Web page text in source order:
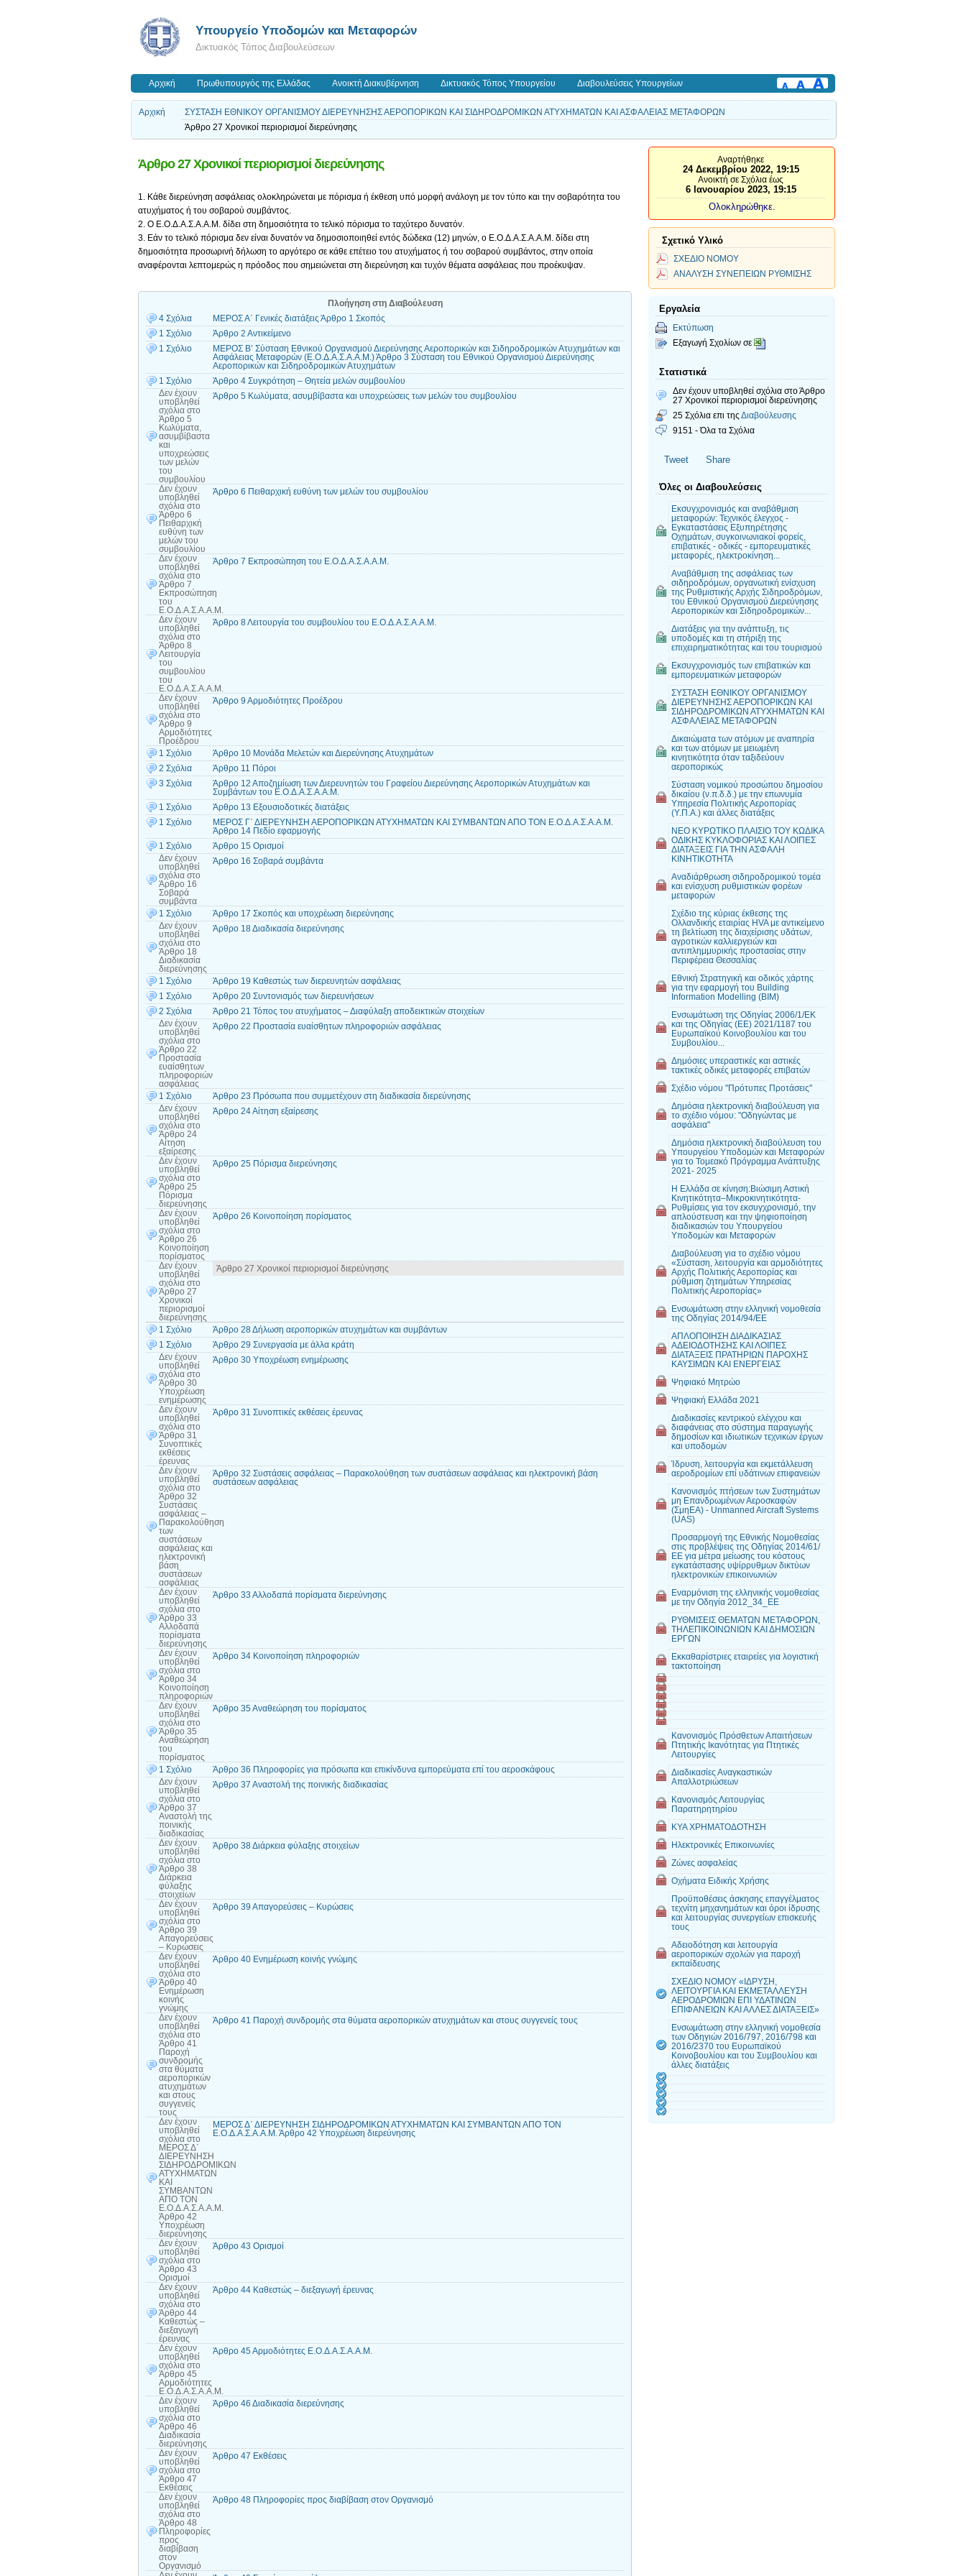
Υπουργείο Υποδομών και Μεταφορών
Δικτυακός Τόπος Διαβουλεύσεων
Αρχική Πρωθυπουργός της Ελλάδας Ανοικτή Διακυβέρνηση Δικτυακός Τόπος Υπουργείου Διαβουλεύσεις Υπουργείων
Αρχική
ΣΥΣΤΑΣΗ ΕΘΝΙΚΟΥ ΟΡΓΑΝΙΣΜΟΥ ΔΙΕΡΕΥΝΗΣΗΣ ΑΕΡΟΠΟΡΙΚΩΝ ΚΑΙ ΣΙΔΗΡΟΔΡΟΜΙΚΩΝ ΑΤΥΧΗΜΑΤΩΝ ΚΑΙ ΑΣΦΑΛΕΙΑΣ ΜΕΤΑΦΟΡΩΝ
Άρθρο 27 Χρονικοί περιορισμοί διερεύνησης
Άρθρο 27 Χρονικοί περιορισμοί διερεύνησης
1. Κάθε διερεύνηση ασφάλειας ολοκληρώνεται με πόρισμα ή έκθεση υπό μορφή ανάλογη με τον τύπο και την σοβαρότητα του
ατυχήματος ή του σοβαρού συμβάντος.
2. Ο Ε.Ο.Δ.Α.Σ.Α.Α.Μ. δίδει στη δημοσιότητα το τελικό πόρισμα το ταχύτερο δυνατόν.
3. Εάν το τελικό πόρισμα δεν είναι δυνατόν να δημοσιοποιηθεί εντός δώδεκα (12) μηνών, ο Ε.Ο.Δ.Α.Σ.Α.Α.Μ. δίδει στη
δημοσιότητα προσωρινή δήλωση το αργότερο σε κάθε επέτειο του ατυχήματος ή του σοβαρού συμβάντος, στην οποία
αναφέρονται λεπτομερώς η πρόοδος που σημειώνεται στη διερεύνηση και τυχόν θέματα ασφάλειας που προέκυψαν.
Πλοήγηση στη Διαβούλευση
4 Σχόλια
ΜΕΡΟΣ Α΄ Γενικές διατάξεις Άρθρο 1 Σκοπός
1 Σχόλιο
Άρθρο 2 Αντικείμενο
1 Σχόλιο
ΜΕΡΟΣ Β’ Σύσταση Εθνικού Οργανισμού Διερεύνησης Αεροπορικών και Σιδηροδρομικών Ατυχημάτων και
Ασφάλειας Μεταφορών (Ε.Ο.Δ.Α.Σ.Α.Α.Μ.) Άρθρο 3 Σύσταση του Εθνικού Οργανισμού Διερεύνησης
Αεροπορικών και Σιδηροδρομικών Ατυχημάτων
1 Σχόλιο
Άρθρο 4 Συγκρότηση – Θητεία μελών συμβουλίου
Δεν έχουν
υποβληθεί
σχόλια στο
Άρθρο 5
Κωλύματα,
ασυμβίβαστα
και
υποχρεώσεις
των μελών
του
συμβουλίου
Άρθρο 5 Κωλύματα, ασυμβίβαστα και υποχρεώσεις των μελών του συμβουλίου
Δεν έχουν
υποβληθεί
σχόλια στο
Άρθρο 6
Πειθαρχική
ευθύνη των
μελών του
συμβουλίου
Άρθρο 6 Πειθαρχική ευθύνη των μελών του συμβουλίου
Δεν έχουν
υποβληθεί
σχόλια στο
Άρθρο 7
Εκπροσώπηση
του
Ε.Ο.Δ.Α.Σ.Α.Α.Μ.
Άρθρο 7 Εκπροσώπηση του Ε.Ο.Δ.Α.Σ.Α.Α.Μ.
Δεν έχουν
υποβληθεί
σχόλια στο
Άρθρο 8
Λειτουργία
του
συμβουλίου
του
Ε.Ο.Δ.Α.Σ.Α.Α.Μ.
Άρθρο 8 Λειτουργία του συμβουλίου του Ε.Ο.Δ.Α.Σ.Α.Α.Μ.
Δεν έχουν
υποβληθεί
σχόλια στο
Άρθρο 9
Αρμοδιότητες
Προέδρου
Άρθρο 9 Αρμοδιότητες Προέδρου
1 Σχόλιο
Άρθρο 10 Μονάδα Μελετών και Διερεύνησης Ατυχημάτων
2 Σχόλια
Άρθρο 11 Πόροι
3 Σχόλια
Άρθρο 12 Αποζημίωση των Διερευνητών του Γραφείου Διερεύνησης Αεροπορικών Ατυχημάτων και
Συμβάντων του Ε.Ο.Δ.Α.Σ.Α.Α.Μ.
1 Σχόλιο
Άρθρο 13 Εξουσιοδοτικές διατάξεις
1 Σχόλιο
ΜΕΡΟΣ Γ΄ ΔΙΕΡΕΥΝΗΣΗ ΑΕΡΟΠΟΡΙΚΩΝ ΑΤΥΧΗΜΑΤΩΝ ΚΑΙ ΣΥΜΒΑΝΤΩΝ ΑΠΟ ΤΟΝ Ε.Ο.Δ.Α.Σ.Α.Α.Μ.
Άρθρο 14 Πεδίο εφαρμογής
1 Σχόλιο
Άρθρο 15 Ορισμοί
Δεν έχουν
υποβληθεί
σχόλια στο
Άρθρο 16
Σοβαρά
συμβάντα
Άρθρο 16 Σοβαρά συμβάντα
1 Σχόλιο
Άρθρο 17 Σκοπός και υποχρέωση διερεύνησης
Δεν έχουν
υποβληθεί
σχόλια στο
Άρθρο 18
Διαδικασία
διερεύνησης
Άρθρο 18 Διαδικασία διερεύνησης
1 Σχόλιο
Άρθρο 19 Καθεστώς των διερευνητών ασφάλειας
1 Σχόλιο
Άρθρο 20 Συντονισμός των διερευνήσεων
2 Σχόλια
Άρθρο 21 Τόπος του ατυχήματος – Διαφύλαξη αποδεικτικών στοιχείων
Δεν έχουν
υποβληθεί
σχόλια στο
Άρθρο 22
Προστασία
ευαίσθητων
πληροφοριών
ασφάλειας
Άρθρο 22 Προστασία ευαίσθητων πληροφοριών ασφάλειας
1 Σχόλιο
Άρθρο 23 Πρόσωπα που συμμετέχουν στη διαδικασία διερεύνησης
Δεν έχουν
υποβληθεί
σχόλια στο
Άρθρο 24
Αίτηση
εξαίρεσης
Άρθρο 24 Αίτηση εξαίρεσης
Δεν έχουν
υποβληθεί
σχόλια στο
Άρθρο 25
Πόρισμα
διερεύνησης
Άρθρο 25 Πόρισμα διερεύνησης
Δεν έχουν
υποβληθεί
σχόλια στο
Άρθρο 26
Κοινοποίηση
πορίσματος
Άρθρο 26 Κοινοποίηση πορίσματος
Δεν έχουν
υποβληθεί
σχόλια στο
Άρθρο 27
Χρονικοί
περιορισμοί
διερεύνησης
Άρθρο 27 Χρονικοί περιορισμοί διερεύνησης
1 Σχόλιο
Άρθρο 28 Δήλωση αεροπορικών ατυχημάτων και συμβάντων
1 Σχόλιο
Άρθρο 29 Συνεργασία με άλλα κράτη
Δεν έχουν
υποβληθεί
σχόλια στο
Άρθρο 30
Υποχρέωση
ενημέρωσης
Άρθρο 30 Υποχρέωση ενημέρωσης
Δεν έχουν
υποβληθεί
σχόλια στο
Άρθρο 31
Συνοπτικές
εκθέσεις
έρευνας
Άρθρο 31 Συνοπτικές εκθέσεις έρευνας
Δεν έχουν
υποβληθεί
σχόλια στο
Άρθρο 32
Συστάσεις
ασφάλειας –
Παρακολούθηση
των
συστάσεων
ασφάλειας και
ηλεκτρονική
βάση
συστάσεων
ασφάλειας
Άρθρο 32 Συστάσεις ασφάλειας – Παρακολούθηση των συστάσεων ασφάλειας και ηλεκτρονική βάση
συστάσεων ασφάλειας
Δεν έχουν
υποβληθεί
σχόλια στο
Άρθρο 33
Αλλοδαπά
πορίσματα
διερεύνησης
Άρθρο 33 Αλλοδαπά πορίσματα διερεύνησης
Δεν έχουν
υποβληθεί
σχόλια στο
Άρθρο 34
Κοινοποίηση
πληροφοριών
Άρθρο 34 Κοινοποίηση πληροφοριών
Δεν έχουν
υποβληθεί
σχόλια στο
Άρθρο 35
Αναθεώρηση
του
πορίσματος
Άρθρο 35 Αναθεώρηση του πορίσματος
1 Σχόλιο
Άρθρο 36 Πληροφορίες για πρόσωπα και επικίνδυνα εμπορεύματα επί του αεροσκάφους
Δεν έχουν
υποβληθεί
σχόλια στο
Άρθρο 37
Αναστολή της
ποινικής
διαδικασίας
Άρθρο 37 Αναστολή της ποινικής διαδικασίας
Δεν έχουν
υποβληθεί
σχόλια στο
Άρθρο 38
Διάρκεια
φύλαξης
στοιχείων
Άρθρο 38 Διάρκεια φύλαξης στοιχείων
Δεν έχουν
υποβληθεί
σχόλια στο
Άρθρο 39
Απαγορεύσεις
– Κυρώσεις
Άρθρο 39 Απαγορεύσεις – Κυρώσεις
Δεν έχουν
υποβληθεί
σχόλια στο
Άρθρο 40
Ενημέρωση
κοινής
γνώμης
Άρθρο 40 Ενημέρωση κοινής γνώμης
Δεν έχουν
υποβληθεί
σχόλια στο
Άρθρο 41
Παροχή
συνδρομής
στα θύματα
αεροπορικών
ατυχημάτων
και στους
συγγενείς
τους
Άρθρο 41 Παροχή συνδρομής στα θύματα αεροπορικών ατυχημάτων και στους συγγενείς τους
Δεν έχουν
υποβληθεί
σχόλια στο
ΜΕΡΟΣ Δ΄
ΔΙΕΡΕΥΝΗΣΗ
ΣΙΔΗΡΟΔΡΟΜΙΚΩΝ
ΑΤΥΧΗΜΑΤΩΝ
ΚΑΙ
ΣΥΜΒΑΝΤΩΝ
ΑΠΟ ΤΟΝ
Ε.Ο.Δ.Α.Σ.Α.Α.Μ.
Άρθρο 42
Υποχρέωση
διερεύνησης
ΜΕΡΟΣ Δ΄ ΔΙΕΡΕΥΝΗΣΗ ΣΙΔΗΡΟΔΡΟΜΙΚΩΝ ΑΤΥΧΗΜΑΤΩΝ ΚΑΙ ΣΥΜΒΑΝΤΩΝ ΑΠΟ ΤΟΝ
Ε.Ο.Δ.Α.Σ.Α.Α.Μ. Άρθρο 42 Υποχρέωση διερεύνησης
Δεν έχουν
υποβληθεί
σχόλια στο
Άρθρο 43
Ορισμοί
Άρθρο 43 Ορισμοί
Δεν έχουν
υποβληθεί
σχόλια στο
Άρθρο 44
Καθεστώς –
διεξαγωγή
έρευνας
Άρθρο 44 Καθεστώς – διεξαγωγή έρευνας
Δεν έχουν
υποβληθεί
σχόλια στο
Άρθρο 45
Αρμοδιότητες
Ε.Ο.Δ.Α.Σ.Α.Α.Μ.
Άρθρο 45 Αρμοδιότητες Ε.Ο.Δ.Α.Σ.Α.Α.Μ.
Δεν έχουν
υποβληθεί
σχόλια στο
Άρθρο 46
Διαδικασία
διερεύνησης
Άρθρο 46 Διαδικασία διερεύνησης
Δεν έχουν
υποβληθεί
σχόλια στο
Άρθρο 47
Εκθέσεις
Άρθρο 47 Εκθέσεις
Δεν έχουν
υποβληθεί
σχόλια στο
Άρθρο 48
Πληροφορίες
προς
διαβίβαση
στον
Οργανισμό
Άρθρο 48 Πληροφορίες προς διαβίβαση στον Οργανισμό
Αναρτήθηκε
24 Δεκεμβρίου 2022, 19:15
Ανοικτή σε Σχόλια έως
6 Ιανουαρίου 2023, 19:15
Ολοκληρώθηκε.
Σχετικό Υλικό
ΣΧΕΔΙΟ ΝΟΜΟΥ
ΑΝΑΛΥΣΗ ΣΥΝΕΠΕΙΩΝ ΡΥΘΜΙΣΗΣ
Εργαλεία
Εκτύπωση
Εξαγωγή Σχολίων σε
Στατιστικά
Δεν έχουν υποβληθεί σχόλια στο Άρθρο
27 Χρονικοί περιορισμοί διερεύνησης
25 Σχόλια επι της Διαβούλευσης
9151 - Όλα τα Σχόλια
Tweet Share
Όλες οι Διαβουλεύσεις
Εκσυγχρονισμός και αναβάθμιση
μεταφορών: Τεχνικός έλεγχος -
Εγκαταστάσεις Εξυπηρέτησης
Οχημάτων, συγκοινωνιακοί φορείς,
επιβατικές - οδικές - εμπορευματικές
μεταφορές, ηλεκτροκίνηση...
Αναβάθμιση της ασφάλειας των
σιδηροδρόμων, οργανωτική ενίσχυση
της Ρυθμιστικής Αρχής Σιδηροδρόμων,
του Εθνικού Οργανισμού Διερεύνησης
Αεροπορικών και Σιδηροδρομικών...
Διατάξεις για την ανάπτυξη, τις
υποδομές και τη στήριξη της
επιχειρηματικότητας και του τουρισμού
Εκσυγχρονισμός των επιβατικών και
εμπορευματικών μεταφορών
ΣΥΣΤΑΣΗ ΕΘΝΙΚΟΥ ΟΡΓΑΝΙΣΜΟΥ
ΔΙΕΡΕΥΝΗΣΗΣ ΑΕΡΟΠΟΡΙΚΩΝ ΚΑΙ
ΣΙΔΗΡΟΔΡΟΜΙΚΩΝ ΑΤΥΧΗΜΑΤΩΝ ΚΑΙ
ΑΣΦΑΛΕΙΑΣ ΜΕΤΑΦΟΡΩΝ
Δικαιώματα των ατόμων με αναπηρία
και των ατόμων με μειωμένη
κινητικότητα όταν ταξιδεύουν
αεροπορικώς
Σύσταση νομικού προσώπου δημοσίου
δικαίου (ν.π.δ.δ.) με την επωνυμία
Υπηρεσία Πολιτικής Αεροπορίας
(Υ.Π.Α.) και άλλες διατάξεις
ΝΕΟ ΚΥΡΩΤΙΚΟ ΠΛΑΙΣΙΟ ΤΟΥ ΚΩΔΙΚΑ
ΟΔΙΚΗΣ ΚΥΚΛΟΦΟΡΙΑΣ ΚΑΙ ΛΟΙΠΕΣ
ΔΙΑΤΑΞΕΙΣ ΓΙΑ ΤΗΝ ΑΣΦΑΛΗ
ΚΙΝΗΤΙΚΟΤΗΤΑ
Αναδιάρθρωση σιδηροδρομικού τομέα
και ενίσχυση ρυθμιστικών φορέων
μεταφορών
Σχέδιο της κύριας έκθεσης της
Ολλανδικής εταιρίας HVA με αντικείμενο
τη βελτίωση της διαχείρισης υδάτων,
αγροτικών καλλιεργειών και
αντιπλημμυρικής προστασίας στην
Περιφέρεια Θεσσαλίας
Εθνική Στρατηγική και οδικός χάρτης
για την εφαρμογή του Building
Information Modelling (BIM)
Ενσωμάτωση της Οδηγίας 2006/1/ΕΚ
και της Οδηγίας (ΕΕ) 2021/1187 του
Ευρωπαϊκού Κοινοβουλίου και του
Συμβουλίου...
Δημόσιες υπεραστικές και αστικές
τακτικές οδικές μεταφορές επιβατών
Σχέδιο νόμου "Πρότυπες Προτάσεις"
Δημόσια ηλεκτρονική διαβούλευση για
το σχέδιο νόμου: "Οδηγώντας με
ασφάλεια"
Δημόσια ηλεκτρονική διαβούλευση του
Υπουργείου Υποδομών και Μεταφορών
για το Τομεακό Πρόγραμμα Ανάπτυξης
2021- 2025
Η Ελλάδα σε κίνηση:Βιώσιμη Αστική
Κινητικότητα–Μικροκινητικότητα-
Ρυθμίσεις για τον εκσυγχρονισμό, την
απλούστευση και την ψηφιοποίηση
διαδικασιών του Υπουργείου
Υποδομών και Μεταφορών
Διαβούλευση για το σχέδιο νόμου
«Σύσταση, λειτουργία και αρμοδιότητες
Αρχής Πολιτικής Αεροπορίας και
ρύθμιση ζητημάτων Υπηρεσίας
Πολιτικής Αεροπορίας»
Ενσωμάτωση στην ελληνική νομοθεσία
της Οδηγίας 2014/94/EE
ΑΠΛΟΠΟΙΗΣΗ ΔΙΑΔΙΚΑΣΙΑΣ
ΑΔΕΙΟΔΟΤΗΣΗΣ ΚΑΙ ΛΟΙΠΕΣ
ΔΙΑΤΑΞΕΙΣ ΠΡΑΤΗΡΙΩΝ ΠΑΡΟΧΗΣ
ΚΑΥΣΙΜΩΝ ΚΑΙ ΕΝΕΡΓΕΙΑΣ
Ψηφιακό Μητρώο
Ψηφιακή Ελλάδα 2021
Διαδικασίες κεντρικού ελέγχου και
διαφάνειας στο σύστημα παραγωγής
δημοσίων και ιδιωτικών τεχνικών έργων
και υποδομών
Ίδρυση, λειτουργία και εκμετάλλευση
αεροδρομίων επί υδάτινων επιφανειών
Κανονισμός πτήσεων των Συστημάτων
μη Επανδρωμένων Αεροσκαφών
(ΣμηΕΑ) - Unmanned Aircraft Systems
(UAS)
Προσαρμογή της Εθνικής Νομοθεσίας
στις προβλέψεις της Οδηγίας 2014/61/
ΕΕ για μέτρα μείωσης του κόστους
εγκατάστασης υψίρρυθμων δικτύων
ηλεκτρονικών επικοινωνιών
Εναρμόνιση της ελληνικής νομοθεσίας
με την Οδηγία 2012_34_ΕΕ
ΡΥΘΜΙΣΕΙΣ ΘΕΜΑΤΩΝ ΜΕΤΑΦΟΡΩΝ,
ΤΗΛΕΠΙΚΟΙΝΩΝΙΩΝ ΚΑΙ ΔΗΜΟΣΙΩΝ
ΕΡΓΩΝ
Εκκαθαρίστριες εταιρείες για λογιστική
τακτοποίηση
Κανονισμός Πρόσθετων Απαιτήσεων
Πτητικής Ικανότητας για Πτητικές
Λειτουργίες
Διαδικασίες Αναγκαστικών
Απαλλοτριώσεων
Κανονισμός Λειτουργίας
Παρατηρητηρίου
ΚΥΑ ΧΡΗΜΑΤΟΔΟΤΗΣΗ
Ηλεκτρονικές Επικοινωνίες
Ζώνες ασφαλείας
Οχήματα Ειδικής Χρήσης
Προϋποθέσεις άσκησης επαγγέλματος
τεχνίτη μηχανημάτων και όροι ίδρυσης
και λειτουργίας συνεργείων επισκευής
τους
Αδειοδότηση και λειτουργία
αεροπορικών σχολών για παροχή
εκπαίδευσης
ΣΧΕΔΙΟ ΝΟΜΟY «ΙΔΡΥΣΗ,
ΛΕΙΤΟΥΡΓΙΑ ΚΑΙ ΕΚΜΕΤΑΛΛΕΥΣΗ
ΑΕΡΟΔΡΟΜΙΩΝ ΕΠΙ ΥΔΑΤΙΝΩΝ
ΕΠΙΦΑΝΕΙΩΝ ΚΑΙ ΑΛΛΕΣ ΔΙΑΤΑΞΕΙΣ»
Ενσωμάτωση στην ελληνική νομοθεσία
των Οδηγιών 2016/797, 2016/798 και
2016/2370 του Ευρωπαϊκού
Κοινοβουλίου και του Συμβουλίου και
άλλες διατάξεις